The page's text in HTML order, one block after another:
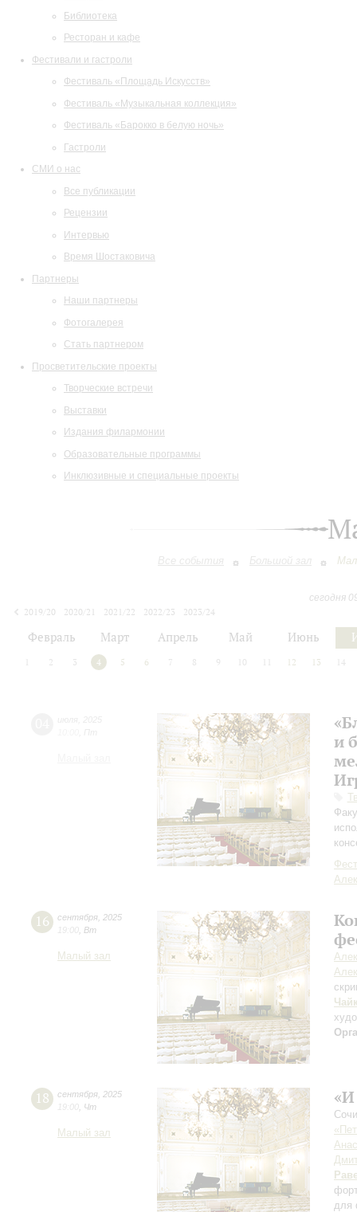
Библиотека
Ресторан и кафе
Фестивали и гастроли
Фестиваль «Площадь Искусств»
Фестиваль «Музыкальная коллекция»
Фестиваль «Барокко в белую ночь»
Гастроли
СМИ о нас
Все публикации
Рецензии
Интервью
Время Шостаковича
Партнеры
Наши партнеры
Фотогалерея
Стать партнером
Просветительские проекты
Творческие встречи
Выставки
Издания филармонии
Образовательные программы
Инклюзивные и специальные проекты
Все события Большой зал
сегодня
2019/20
2020/21 2021/22 2022/23
2023/24
Февраль Март Апрель Май Июнь
2 3 4 5 6 7 8 9 10 12 13 14
и
16 сентября 2025
19:00 Вт
Малый зал
18 сентября 2025
19:00 Чт
Малый зал
«И
для